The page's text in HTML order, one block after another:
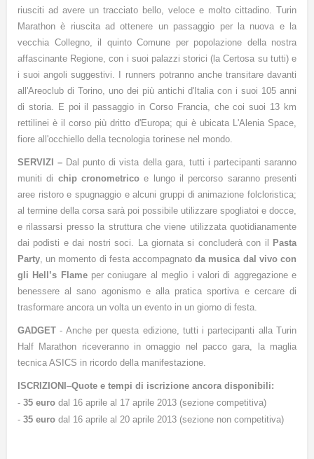
riusciti ad avere un tracciato bello, veloce e molto cittadino. Turin
Marathon è riuscita ad ottenere un passaggio per la nuova e la
vecchia Collegno, il quinto Comune per popolazione della nostra
affascinante Regione, con i suoi palazzi storici (la Certosa su tutti) e
i suoi angoli suggestivi. I runners potranno anche transitare davanti
all'Areoclub di Torino, uno dei più antichi d'Italia con i suoi 105 anni
di storia. E poi il passaggio in Corso Francia, che coi suoi 13 km
rettilinei è il corso più dritto d'Europa; qui è ubicata L'Alenia Space,
fiore all'occhiello della tecnologia torinese nel mondo.
SERVIZI – Dal punto di vista della gara, tutti i partecipanti saranno
muniti di chip cronometricoe lungo il percorso saranno presenti
aree ristoro e spugnaggio e alcuni gruppi di animazione folcloristica;
al termine della corsa sarà poi possibile utilizzare spogliatoi e docce,
e rilassarsi presso la struttura che viene utilizzata quotidianamente
dai podisti e dai nostri soci. La giornata si concluderà con il
Pasta
Party , un momento di festa accompagnatoda musica dal vivo con
gli Hell’s Flame per coniugare al meglio i valori di aggregazione e
benessere al sano agonismo e alla pratica sportiva e cercare di
trasformare ancora un volta un evento in un giorno di festa.
GADGET - Anche per questa edizione, tutti i partecipanti alla Turin
Half Marathon riceveranno in omaggio nel pacco gara, la maglia
tecnica ASICS in ricordo della manifestazione.
ISCRIZIONI –Quote e tempi di iscrizione ancora disponibili:
- 35 euro dal 16 aprile al 17 aprile 2013 (sezione competitiva)
- 35 euro dal 16 aprile al 20 aprile 2013 (sezione non competitiva)